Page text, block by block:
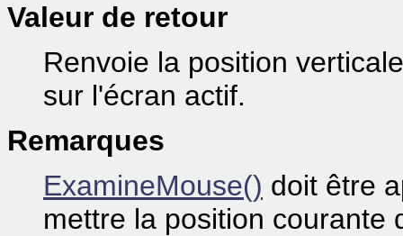
Valeur de retour
Renvoie la position
sur l'écran actif.
Remarques
ExamineMouse() doit être
mettre la position courante